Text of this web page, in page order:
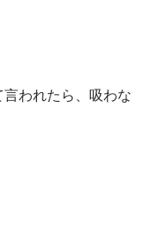
われたら、吸わな